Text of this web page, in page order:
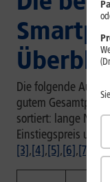
Die folgende
gutem
sortiert: lange
Einstiegspreis und
[3],[4],[5],[6],[7]